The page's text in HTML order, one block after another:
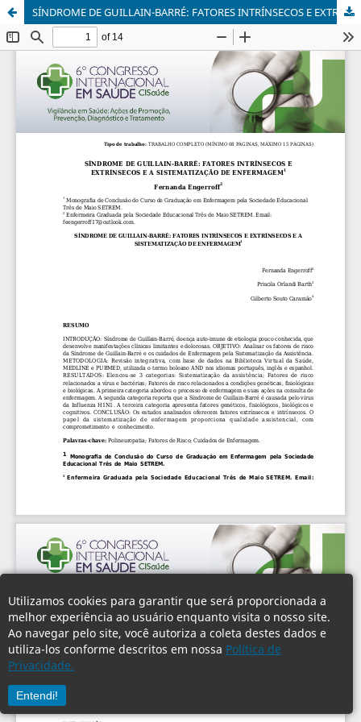
Utilizamos cookies para garantir que será proporcionada a
melhor experiência ao usuário enquanto visita o nosso site.
Ao navegar pelo site, você autoriza a coleta destes dados e
utiliza-los conforme descritos em nossa Política de
Privacidade.
Entendi!
SÍNDROME DE GUILLAIN-BARRÉ: FATORES INTRÍNSECOS E EXTRÍNSECOS E A SISTEMATIZAÇÃO DE ENFERMAGEM